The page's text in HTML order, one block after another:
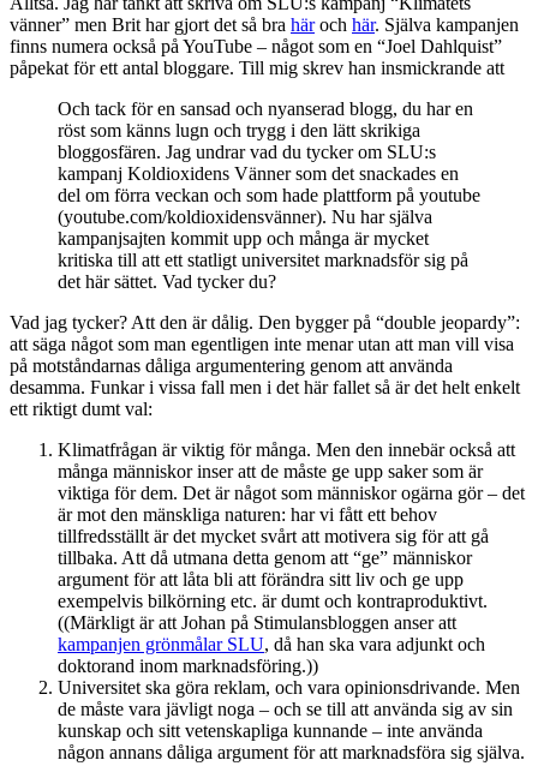
vänner” men Brit har gjort det så bra häroch här. Själva kampanjen
finns numera också på YouTube – något som en “Joel Dahlquist”
påpekat för ett antal bloggare. Till mig skrev han insmickrande att
Och tack för en sansad och nyanserad blogg, du har en
röst som känns lugn och trygg i den lätt skrikiga
bloggosfären. Jag undrar vad du tycker om SLU:s
kampanj Koldioxidens Vänner som det snackades en
del om förra veckan och som hade plattform på youtube
(youtube.com/koldioxidensvänner). Nu har själva
kampanjsajten kommit upp och många är mycket
kritiska till att ett statligt universitet marknadsför sig på
det här sättet. Vad tycker du?
Vad jag tycker? Att den är dålig. Den bygger på “double jeopardy”:
att säga något som man egentligen inte menar utan att man vill visa
på motståndarnas dåliga argumentering genom att använda
desamma. Funkar i vissa fall men i det här fallet så är det helt enkelt
ett riktigt dumt val:
Klimatfrågan är viktig för många. Men den innebär också att
många människor inser att de måste ge upp saker som är
viktiga för dem. Det är något som människor ogärna gör – det
är mot den mänskliga naturen: har vi fått ett behov
tillfredsställt är det mycket svårt att motivera sig för att gå
tillbaka. Att då utmana detta genom att “ge” människor
argument för att låta bli att förändra sitt liv och ge upp
exempelvis bilkörning etc. är dumt och kontraproduktivt.
((Märkligt är att Johan på Stimulansbloggen anser att
kampanjen grönmålar SLU, då han ska vara adjunkt och
doktorand inom marknadsföring.))
Universitet ska göra reklam, och vara opinionsdrivande. Men
de måste vara jävligt noga – och se till att använda sig av sin
kunskap och sitt vetenskapliga kunnande – inte använda
någon annans dåliga argument för att marknadsföra sig själva.